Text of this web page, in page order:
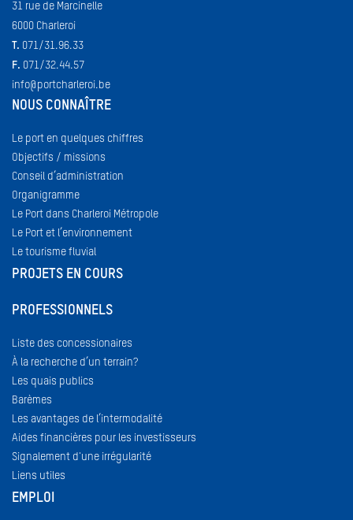
31 rue de Marcinelle
6000 Charleroi
T. 071/31.96.33
F. 071/32.44.57
info@portcharleroi.be
NOUS CONNAÎTRE
Le port en quelques chiffres
Objectifs / missions
Conseil d’administration
Organigramme
Le Port dans Charleroi Métropole
Le Port et l’environnement
Le tourisme fluvial
PROJETS EN COURS
PROFESSIONNELS
Liste des concessionaires
À la recherche d’un terrain?
Les quais publics
Barèmes
Les avantages de l’intermodalité
Aides financières pour les investisseurs
Signalement d'une irrégularité
Liens utiles
EMPLOI